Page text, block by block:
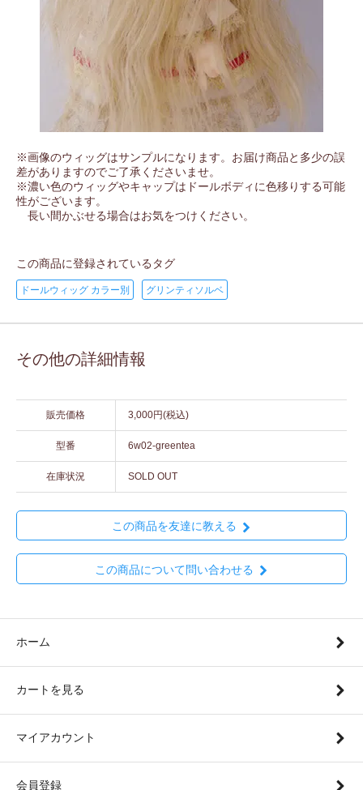
※画像のウィッグはサンプルになります。お届け商品と多少の誤
差がありますのでご了承くださいませ。
※濃い色のウィッグやキャップはドールボディに色移りする可能
性がございます。
長い間かぶせる場合はお気をつけください。
この商品に登録されているタグ
ドールウィッグ カラー別 グリンティソルベ
その他の詳細情報
販売価格 3,000円(税込)
型番 6w02-greentea
在庫状況 SOLD OUT
この商品を友達に教える
この商品について問い合わせる
ホーム
カートを見る
マイアカウント
会員登録